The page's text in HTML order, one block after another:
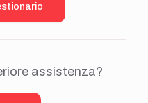
assistenza?